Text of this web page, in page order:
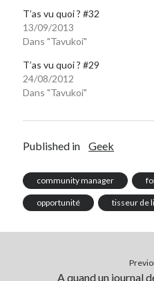
Green
Humeur
Lyon
Lyon à Livre Ouvert
Non classé
Photos
Post inutile
Proust
T’as vu quoi ? #32
13/09/2013
Dans "Tavukoi"
T’as vu quoi ? #29
24/08/2012
Dans "Tavukoi"
Published in Geek
community manager
opportunité tisseur de
A quand un journal